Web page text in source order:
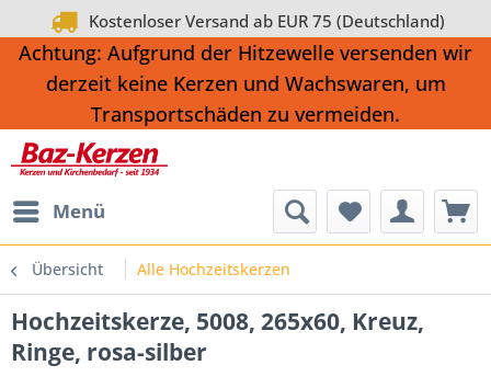
Kostenloser Versand ab EUR 75 (Deutschland)
Achtung: Aufgrund der Hitzewelle versenden wir
derzeit keine Kerzen und Wachswaren, um
Transportschäden zu vermeiden.
Menü
Übersicht Alle Hochzeitskerzen
Hochzeitskerze, 5008, 265x60, Kreuz,
Ringe, rosa-silber